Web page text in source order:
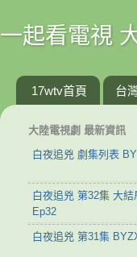
一起看電視
17wtv首頁 台
大陸電視劇 最新資訊
白夜追兇 劇集列表
白夜追兇 第32集 大結
Ep32
白夜追兇 第31集